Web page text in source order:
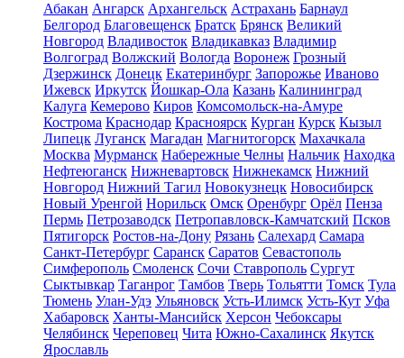
Абакан Ангарск Архангельск Астрахань Барнаул
Белгород Благовещенск Братск Брянск Великий
Новгород Владивосток Владикавказ Владимир
Волгоград Волжский Вологда Воронеж Грозный
Дзержинск Донецк Екатеринбург Запорожье Иваново
Ижевск Иркутск Йошкар-Ола Казань Калининград
Калуга Кемерово Киров Комсомольск-на-Амуре
Кострома Краснодар Красноярск Курган Курск Кызыл
Липецк Луганск Магадан Магнитогорск Махачкала
Москва Мурманск Набережные Челны Нальчик Находка
Нефтеюганск Нижневартовск Нижнекамск Нижний
Новгород Нижний Тагил Новокузнецк Новосибирск
Новый Уренгой Норильск Омск Оренбург Орёл Пенза
Пермь Петрозаводск Петропавловск-Камчатский Псков
Пятигорск Ростов-на-Дону Рязань Салехард Самара
Санкт-Петербург Саранск Саратов Севастополь
Симферополь Смоленск Сочи Ставрополь Сургут
Сыктывкар Таганрог Тамбов Тверь Тольятти Томск Тула
Тюмень Улан-Удэ Ульяновск Усть-Илимск Усть-Кут Уфа
Хабаровск Ханты-Мансийск Херсон Чебоксары
Челябинск Череповец Чита Южно-Сахалинск Якутск
Ярославль